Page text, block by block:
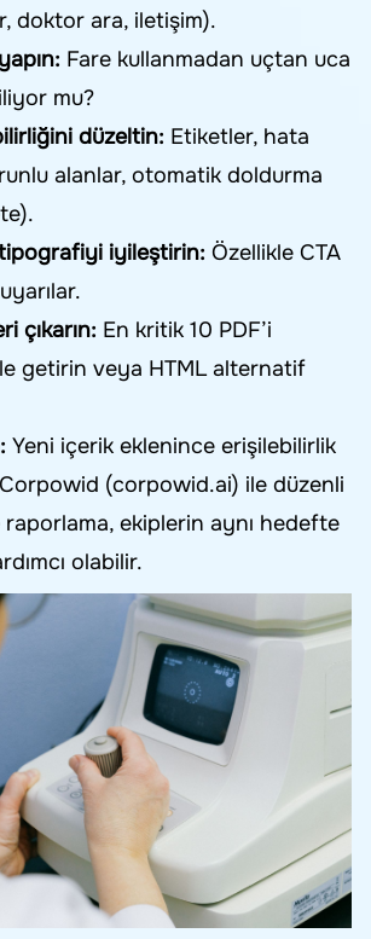
doktor ara, iletişim).
Fare kullanmadan uçtan uca
mu?
düzeltin: Etiketler, hata
alanlar, otomatik doldurma
iyileştirin: Özellikle CTA
çıkarın: En kritik 10 PDF’i
getirin veya HTML alternatif
Yeni içerik eklenince erişilebilirlik
(corpowid.ai) ile düzenli
ekiplerin aynı hedefte
olabilir.